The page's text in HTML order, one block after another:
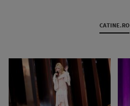
CATINE.RO